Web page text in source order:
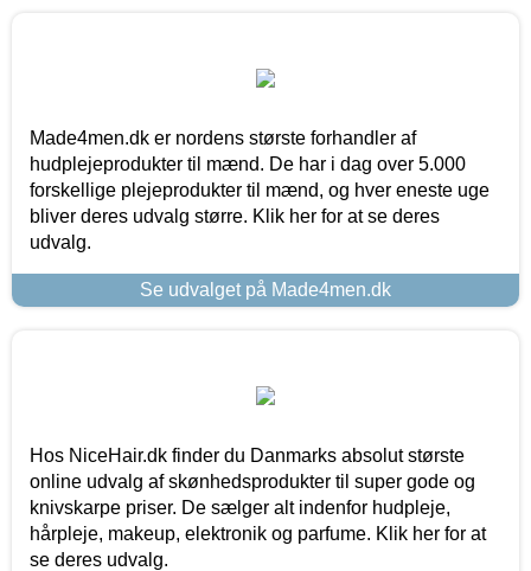
Made4men.dk er nordens største forhandler af
hudplejeprodukter til mænd. De har i dag over 5.000
forskellige plejeprodukter til mænd, og hver eneste uge
bliver deres udvalg større. Klik her for at se deres
udvalg.
Se udvalget på Made4men.dk
Hos NiceHair.dk finder du Danmarks absolut største
online udvalg af skønhedsprodukter til super gode og
knivskarpe priser. De sælger alt indenfor hudpleje,
hårpleje, makeup, elektronik og parfume. Klik her for at
se deres udvalg.